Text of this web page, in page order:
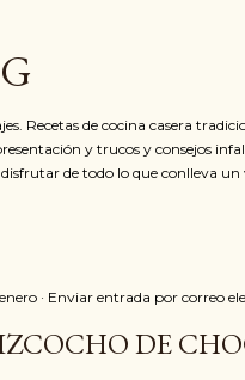
Recetas de cocina casera
y trucos y consejos
de todo lo que conlleva
Enviar entrada por correo
DE